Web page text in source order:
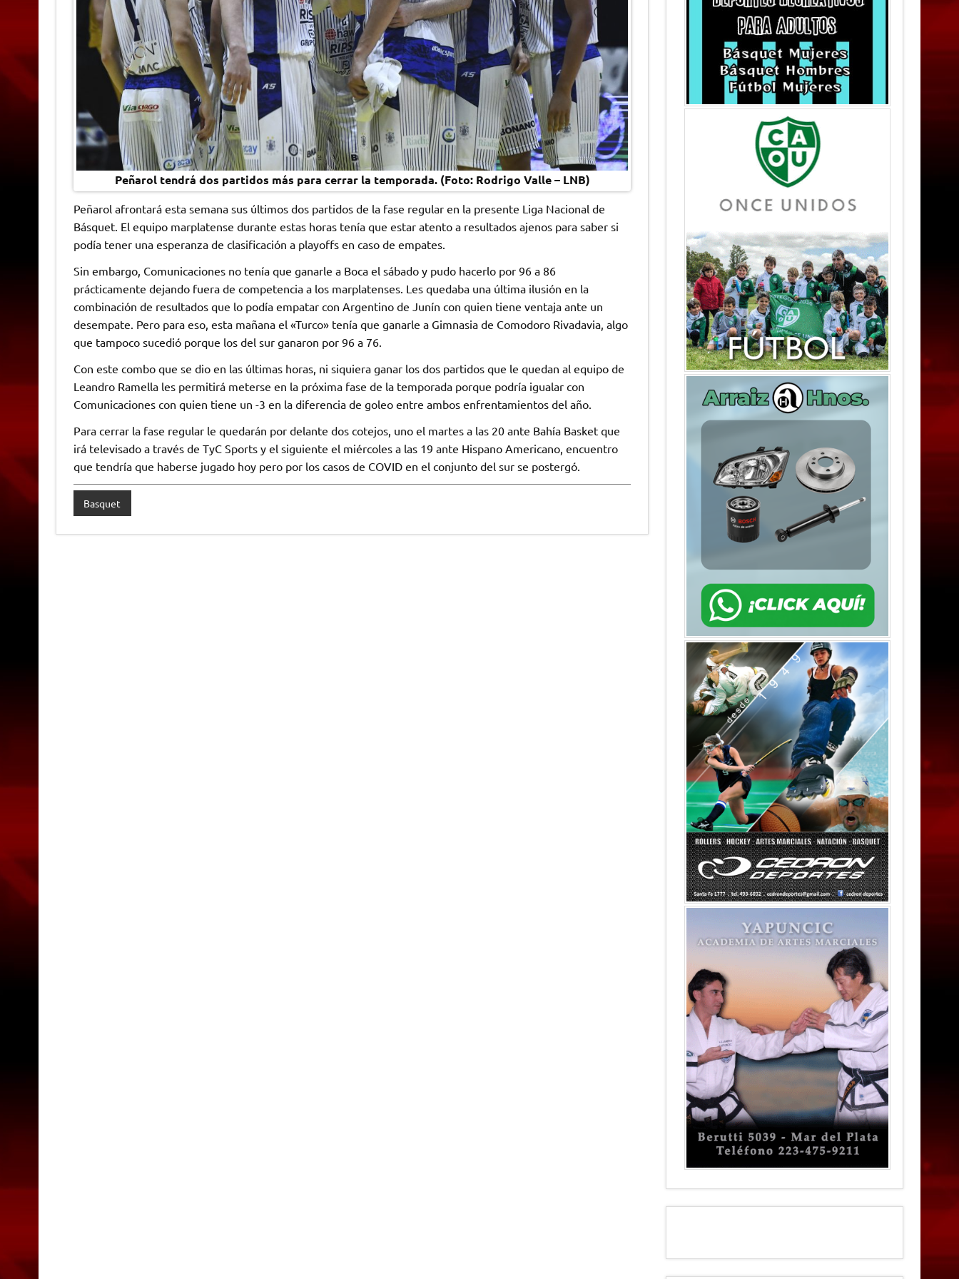
Peñarol tendrá dos partidos más para cerrar la temporada. (Foto: Rodrigo Valle – LNB)
Peñarol afrontará esta semana sus últimos dos partidos de la fase regular en la presente Liga Nacional de
Básquet. El equipo marplatense durante estas horas tenía que estar atento a resultados ajenos para saber si
podía tener una esperanza de clasificación a playoffs en caso de empates.
Sin embargo, Comunicaciones no tenía que ganarle a Boca el sábado y pudo hacerlo por 96 a 86
prácticamente dejando fuera de competencia a los marplatenses. Les quedaba una última ilusión en la
combinación de resultados que lo podía empatar con Argentino de Junín con quien tiene ventaja ante un
desempate. Pero para eso, esta mañana el «Turco» tenía que ganarle a Gimnasia de Comodoro Rivadavia, algo
que tampoco sucedió porque los del sur ganaron por 96 a 76.
Con este combo que se dio en las últimas horas, ni siquiera ganar los dos partidos que le quedan al equipo de
Leandro Ramella les permitirá meterse en la próxima fase de la temporada porque podría igualar con
Comunicaciones con quien tiene un -3 en la diferencia de goleo entre ambos enfrentamientos del año.
Para cerrar la fase regular le quedarán por delante dos cotejos, uno el martes a las 20 ante Bahía Basket que
irá televisado a través de TyC Sports y el siguiente el miércoles a las 19 ante Hispano Americano, encuentro
que tendría que haberse jugado hoy pero por los casos de COVID en el conjunto del sur se postergó.
Basquet